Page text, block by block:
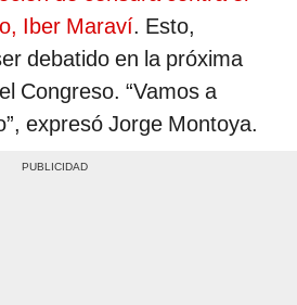
Iber Maraví. Esto,
debatido en la próxima
Congreso. “Vamos a
expresó Jorge Montoya.